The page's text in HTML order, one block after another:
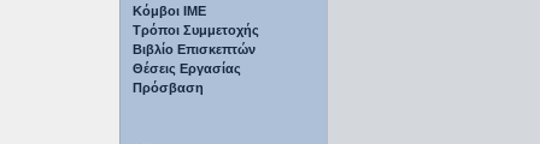
Κόμβοι ΙΜΕ
Τρόποι Συμμετοχής
Βιβλίο Επισκεπτών
Θέσεις Εργασίας
Πρόσβαση